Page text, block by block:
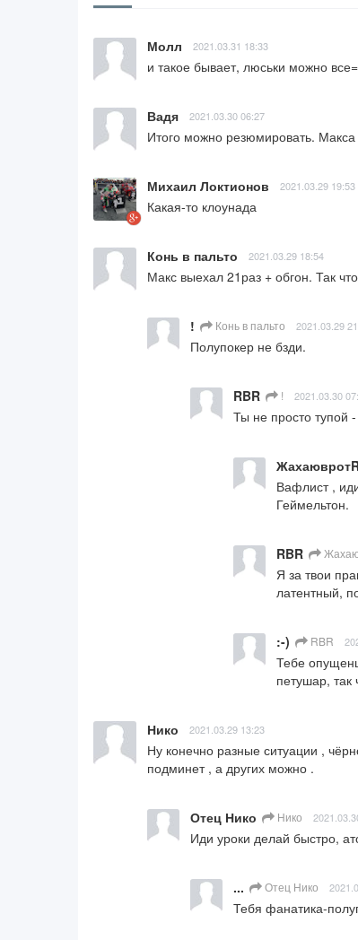
Молл 2021.03.31 18:33
и такое бывает, люськи можно
Вадя 2021.03.30 06:27
Итого можно резюмировать. Макса
Михаил Локтионов 2021.03.29 19:53
Какая-то клоунада
Конь в пальто 2021.03.29 18:54
Макс выехал 21раз + обгон. Так
! Конь в пальто 2021.03.29
Полупокер не бзди.
RBR ! 2021.03.30
Ты не просто тупой
Вафлист ,
Геймельтон.
RBR
Я за твои
латентный,
:-) RBR
Тебе
петушар, так
Нико 2021.03.29 13:23
Ну конечно разные ситуации ,
подминет , а других можно .
Отец Нико Нико
Иди уроки делай быстро,
... Отец Нико
Тебя фанатика-